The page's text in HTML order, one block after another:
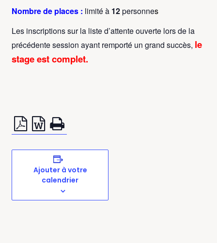
Nombre de places : limité à 12personnes
Les inscriptions sur la liste d’attente ouverte lors de la
précédente session ayant remporté un grand succès, le
stage est complet.
Ajouter à votre
calendrier